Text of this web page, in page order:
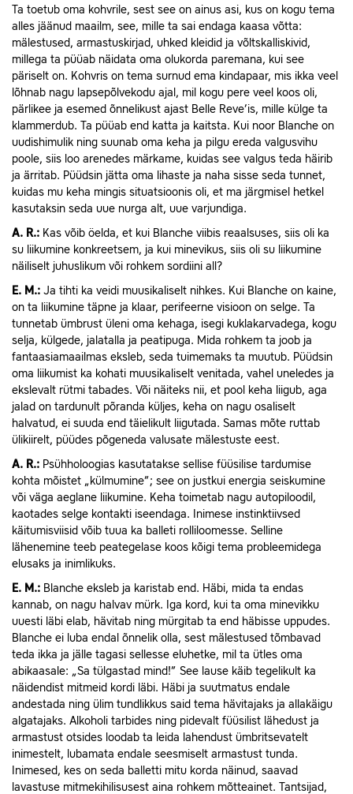
Ta toetub oma kohvrile, sest see on ainus asi, kus on kogu tema
alles jäänud maailm, see, mille ta sai endaga kaasa võtta:
mälestused, armastuskirjad, uhked kleidid ja võltskalliskivid,
millega ta püüab näidata oma olukorda paremana, kui see
päriselt on. Kohvris on tema surnud ema kindapaar, mis ikka veel
lõhnab nagu lapsepõlvekodu ajal, mil kogu pere veel koos oli,
pärlikee ja esemed õnnelikust ajast Belle Reve’is, mille külge ta
klammerdub. Ta püüab end katta ja kaitsta. Kui noor Blanche on
uudishimulik ning suunab oma keha ja pilgu ereda valgusvihu
poole, siis loo arenedes märkame, kuidas see valgus teda häirib
ja ärritab. Püüdsin jätta oma lihaste ja naha sisse seda tunnet,
kuidas mu keha mingis situatsioonis oli, et ma järgmisel hetkel
kasutaksin seda uue nurga alt, uue varjundiga.
A. R.: Kas võib öelda, et kui Blanche viibis reaalsuses, siis oli ka
su liikumine konkreetsem, ja kui minevikus, siis oli su liikumine
näiliselt juhuslikum või rohkem sordiini all?
E. M.: Ja tihti ka veidi muusikaliselt nihkes. Kui Blanche on kaine,
on ta liikumine täpne ja klaar, perifeerne visioon on selge. Ta
tunnetab ümbrust üleni oma kehaga, isegi kuklakarvadega, kogu
selja, külgede, jalatalla ja peatipuga. Mida rohkem ta joob ja
fantaasiamaailmas eksleb, seda tuimemaks ta muutub. Püüdsin
oma liikumist ka kohati muusikaliselt venitada, vahel uneledes ja
ekslevalt rütmi tabades. Või näiteks nii, et pool keha liigub, aga
jalad on tardunult põranda küljes, keha on nagu osaliselt
halvatud, ei suuda end täielikult liigutada. Samas mõte ruttab
ülikiirelt, püüdes põgeneda valusate mälestuste eest.
A. R.: Psühholoogias kasutatakse sellise füüsilise tardumise
kohta mõistet „külmumine”; see on justkui energia seiskumine
või väga aeglane liikumine. Keha toimetab nagu autopiloodil,
kaotades selge kontakti iseendaga. Inimese instinktiivsed
käitumisviisid võib tuua ka balleti rolliloomesse. Selline
lähenemine teeb peategelase koos kõigi tema probleemidega
elusaks ja inimlikuks.
E. M.: Blanche eksleb ja karistab end. Häbi, mida ta endas
kannab, on nagu halvav mürk. Iga kord, kui ta oma minevikku
uuesti läbi elab, hävitab ning mürgitab ta end häbisse uppudes.
Blanche ei luba endal õnnelik olla, sest mälestused tõmbavad
teda ikka ja jälle tagasi sellesse eluhetke, mil ta ütles oma
abikaasale: „Sa tülgastad mind!” See lause käib tegelikult ka
näidendist mitmeid kordi läbi. Häbi ja suutmatus endale
andestada ning ülim tundlikkus said tema hävitajaks ja allakäigu
algatajaks. Alkoholi tarbides ning pidevalt füüsilist lähedust ja
armastust otsides loodab ta leida lahendust ümbritsevatelt
inimestelt, lubamata endale seesmiselt armastust tunda.
Inimesed, kes on seda balletti mitu korda näinud, saavad
lavastuse mitmekihilisusest aina rohkem mõtteainet. Tantsijad,